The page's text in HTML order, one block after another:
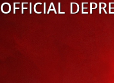
OFFICIAL